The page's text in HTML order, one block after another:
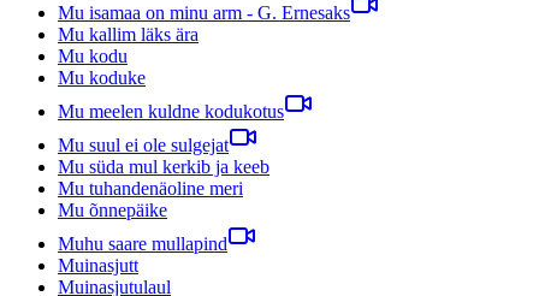
Mu isamaa on minu arm - G. Ernesaks
Mu kallim läks ära
Mu kodu
Mu koduke
Mu meelen kuldne kodukotus
Mu suul ei ole sulgejat
Mu süda mul kerkib ja keeb
Mu tuhandenäoline meri
Mu õnnepäike
Muhu saare mullapind
Muinasjutt
Muinasjutulaul